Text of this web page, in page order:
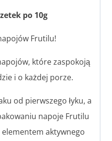
po 10g
Frutilu!
które zaspokoją
i o każdej porze.
od pierwszego łyku, a
napoje Frutilu
aktywnego